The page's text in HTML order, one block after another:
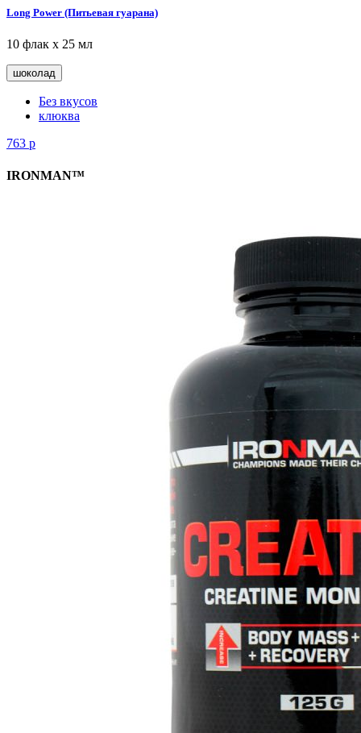
Long Power (Питьевая гуарана)
10 флак х 25 мл
шоколад
Без вкусов
клюква
763 р
IRONMAN™